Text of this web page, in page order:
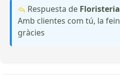
Respuesta de
Amb clientes com tú, la
gràcies